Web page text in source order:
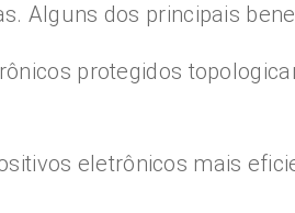
Alguns dos principais
protegidos
eletrônicos mais